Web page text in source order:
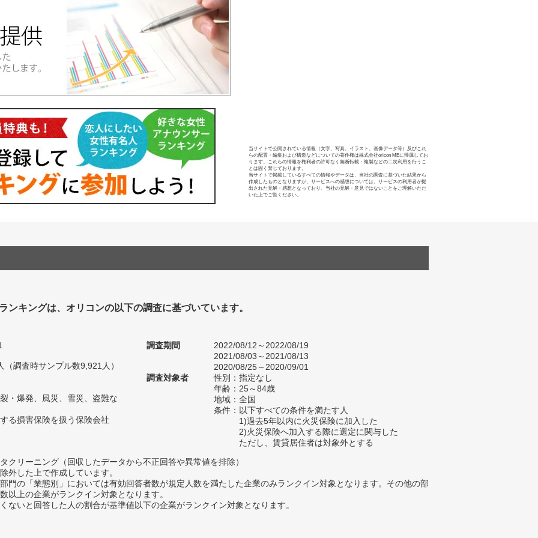
当サイトで公開されている情報（文字、写真、イラスト、画像データ等）及びこれ
らの配置・編集および構造などについての著作権は株式会社oricon MEに帰属してお
ります。これらの情報を権利者の許可なく無断転載・複製などの二次利用を行うこ
とは固く禁じております。
当サイトで掲載しているすべての情報やデータは、当社の調査に基づいた結果から
作成したものとなりますが、サービスへの感想については、サービスの利用者が提
出された見解・感想となっており、当社の見解・意見ではないことをご理解いただ
いた上でご覧ください。
ンキングは、オリコンの以下の調査に基づいています。
（調査時サンプル数9,921人）
・爆発、風災、雪災、盗難な
る損害保険を扱う保険会社
調査期間
2022/08/12～2022/08/19
2021/08/03～2021/08/13
2020/08/25～2020/09/01
調査対象者
性別：指定なし
年齢：25～84歳
地域：全国
条件：以下すべての条件を満たす人
1)過去5年以内に火災保険に加入した
2)火災保険へ加入する際に選定に関与した
ただし、賃貸居住者は対象外とする
リーニング（回収したデータから不正回答や異常値を排除）
した上で作成しています。
門の「業態別」においては有効回答者数が規定人数を満たした企業のみランクイン対象となります。その他の部
以上の企業がランクイン対象となります。
いと回答した人の割合が基準値以下の企業がランクイン対象となります。